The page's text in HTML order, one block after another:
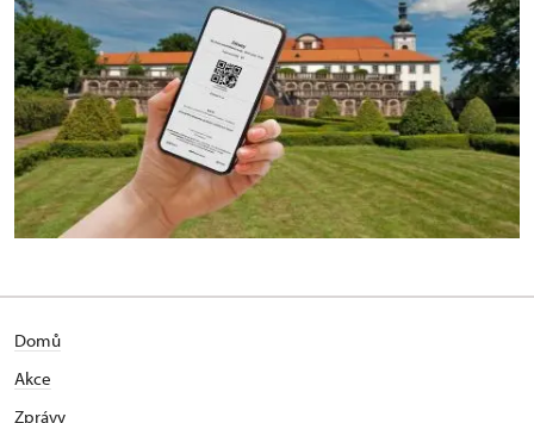
Domů
Akce
Zprávy